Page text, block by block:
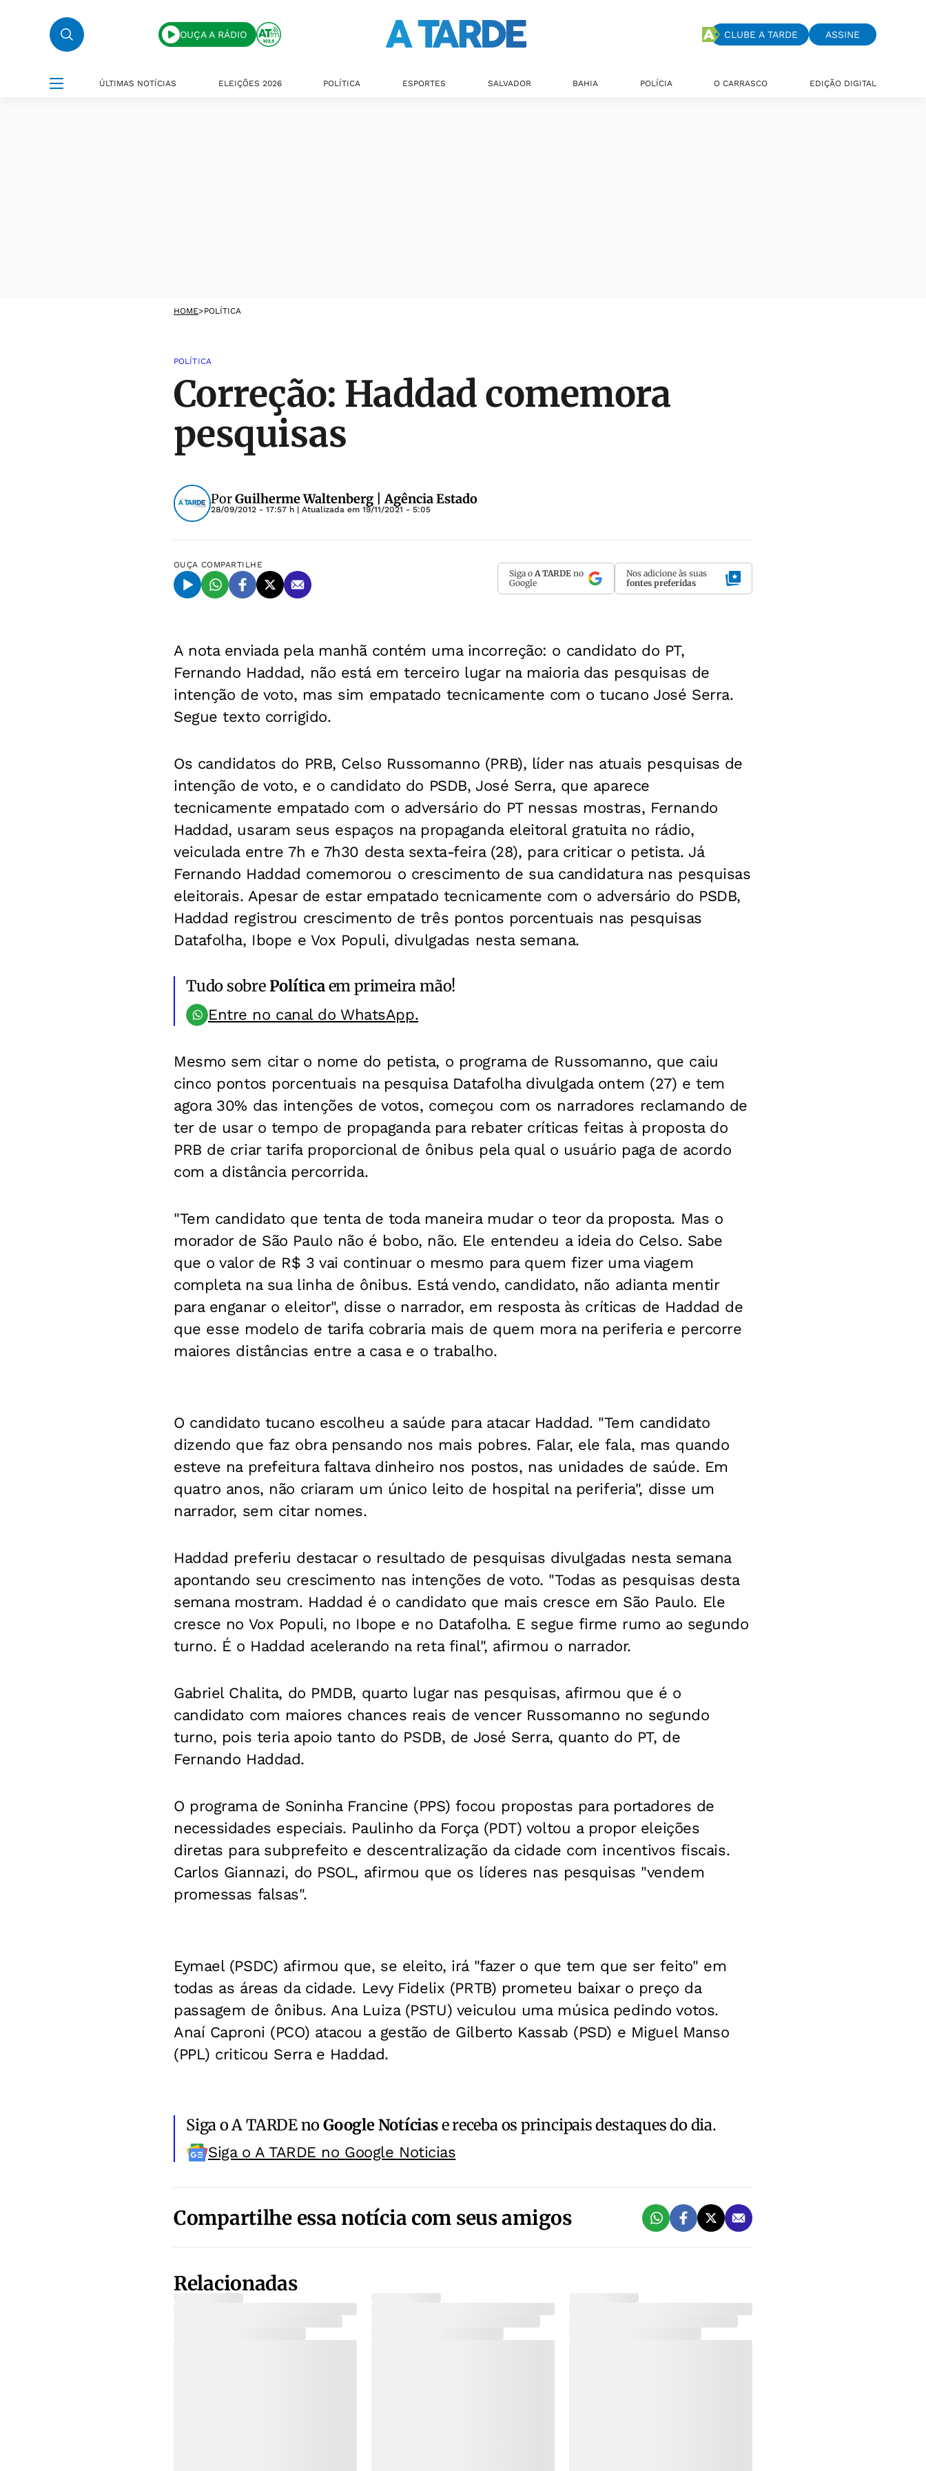
OUÇA A RÁDIO CLUBE A TARDE ASSINE
ÚLTIMAS NOTÍCIAS ELEIÇÕES 2026 POLÍTICA ESPORTES SALVADOR BAHIA POLÍCIA O CARRASCO EDIÇÃO DIGITAL
HOME>POLÍTICA
POLÍTICA
Correção: Haddad comemora
pesquisas
PorGuilherme Waltenberg | Agência Estado
28/09/2012 - 17:57 h | Atualizada em 19/11/2021 - 5:05
OUÇA COMPARTILHE
Siga o A TARDE no
Google
Nos adicione às suas
fontes preferidas
A nota enviada pela manhã contém uma incorreção: o candidato do PT,
Fernando Haddad, não está em terceiro lugar na maioria das pesquisas de
intenção de voto, mas sim empatado tecnicamente com o tucano José Serra.
Segue texto corrigido.
Os candidatos do PRB, Celso Russomanno (PRB), líder nas atuais pesquisas de
intenção de voto, e o candidato do PSDB, José Serra, que aparece
tecnicamente empatado com o adversário do PT nessas mostras, Fernando
Haddad, usaram seus espaços na propaganda eleitoral gratuita no rádio,
veiculada entre 7h e 7h30 desta sexta-feira (28), para criticar o petista. Já
Fernando Haddad comemorou o crescimento de sua candidatura nas pesquisas
eleitorais. Apesar de estar empatado tecnicamente com o adversário do PSDB,
Haddad registrou crescimento de três pontos porcentuais nas pesquisas
Datafolha, Ibope e Vox Populi, divulgadas nesta semana.
Tudo sobrePolíticaem primeira mão!
Entre no canal do WhatsApp.
Mesmo sem citar o nome do petista, o programa de Russomanno, que caiu
cinco pontos porcentuais na pesquisa Datafolha divulgada ontem (27) e tem
agora 30% das intenções de votos, começou com os narradores reclamando de
ter de usar o tempo de propaganda para rebater críticas feitas à proposta do
PRB de criar tarifa proporcional de ônibus pela qual o usuário paga de acordo
com a distância percorrida.
"Tem candidato que tenta de toda maneira mudar o teor da proposta. Mas o
morador de São Paulo não é bobo, não. Ele entendeu a ideia do Celso. Sabe
que o valor de R$ 3 vai continuar o mesmo para quem fizer uma viagem
completa na sua linha de ônibus. Está vendo, candidato, não adianta mentir
para enganar o eleitor", disse o narrador, em resposta às críticas de Haddad de
que esse modelo de tarifa cobraria mais de quem mora na periferia e percorre
maiores distâncias entre a casa e o trabalho.
O candidato tucano escolheu a saúde para atacar Haddad. "Tem candidato
dizendo que faz obra pensando nos mais pobres. Falar, ele fala, mas quando
esteve na prefeitura faltava dinheiro nos postos, nas unidades de saúde. Em
quatro anos, não criaram um único leito de hospital na periferia", disse um
narrador, sem citar nomes.
Haddad preferiu destacar o resultado de pesquisas divulgadas nesta semana
apontando seu crescimento nas intenções de voto. "Todas as pesquisas desta
semana mostram. Haddad é o candidato que mais cresce em São Paulo. Ele
cresce no Vox Populi, no Ibope e no Datafolha. E segue firme rumo ao segundo
turno. É o Haddad acelerando na reta final", afirmou o narrador.
Gabriel Chalita, do PMDB, quarto lugar nas pesquisas, afirmou que é o
candidato com maiores chances reais de vencer Russomanno no segundo
turno, pois teria apoio tanto do PSDB, de José Serra, quanto do PT, de
Fernando Haddad.
O programa de Soninha Francine (PPS) focou propostas para portadores de
necessidades especiais. Paulinho da Força (PDT) voltou a propor eleições
diretas para subprefeito e descentralização da cidade com incentivos fiscais.
Carlos Giannazi, do PSOL, afirmou que os líderes nas pesquisas "vendem
promessas falsas".
Eymael (PSDC) afirmou que, se eleito, irá "fazer o que tem que ser feito" em
todas as áreas da cidade. Levy Fidelix (PRTB) prometeu baixar o preço da
passagem de ônibus. Ana Luiza (PSTU) veiculou uma música pedindo votos.
Anaí Caproni (PCO) atacou a gestão de Gilberto Kassab (PSD) e Miguel Manso
(PPL) criticou Serra e Haddad.
Siga o A TARDE noGoogle Notíciase receba os principais destaques do dia.
Siga o A TARDE no Google Noticias
Compartilhe essa notícia com seus amigos
Relacionadas